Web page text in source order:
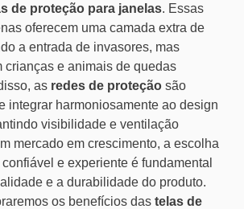
de proteção para janelas. Essas
oferecem uma camada extra de
a entrada de invasores, mas
crianças e animais de quedas
as redes de proteção são
integrar harmoniosamente ao design
visibilidade e ventilação
mercado em crescimento, a escolha
e experiente é fundamental
e a durabilidade do produto.
os benefícios das telas de